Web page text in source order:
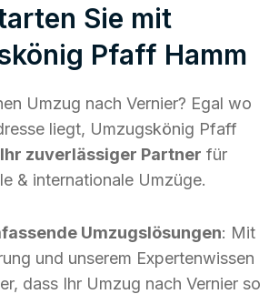
Sie mit
Pfaff Hamm
Umzug nach Vernier? Egal wo
liegt, Umzugskönig Pfaff
Ihr zuverlässiger Partner für
& internationale Umzüge.
Umzugslösungen: Mit
und unserem Expertenwissen
dass Ihr Umzug nach Vernier so